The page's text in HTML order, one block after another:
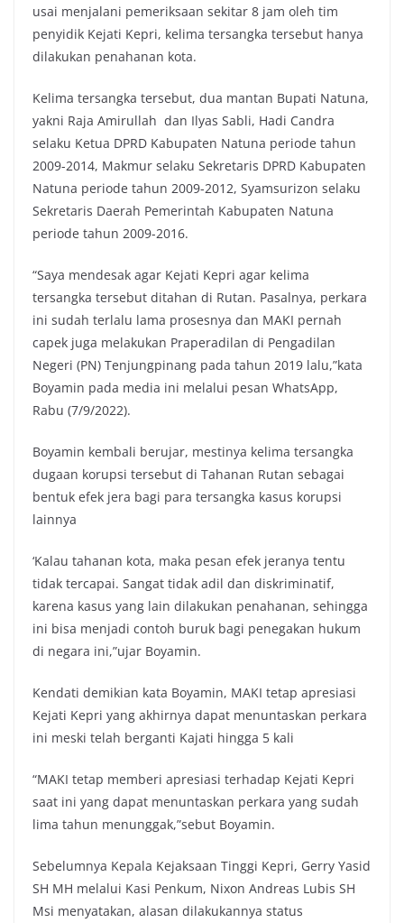
usai menjalani pemeriksaan sekitar 8 jam oleh tim
penyidik Kejati Kepri, kelima tersangka tersebut hanya
dilakukan penahanan kota.
Kelima tersangka tersebut, dua mantan Bupati Natuna,
yakni Raja Amirullah dan Ilyas Sabli, Hadi Candra
selaku Ketua DPRD Kabupaten Natuna periode tahun
2009-2014, Makmur selaku Sekretaris DPRD Kabupaten
Natuna periode tahun 2009-2012, Syamsurizon selaku
Sekretaris Daerah Pemerintah Kabupaten Natuna
periode tahun 2009-2016.
“Saya mendesak agar Kejati Kepri agar kelima
tersangka tersebut ditahan di Rutan. Pasalnya, perkara
ini sudah terlalu lama prosesnya dan MAKI pernah
capek juga melakukan Praperadilan di Pengadilan
Negeri (PN) Tenjungpinang pada tahun 2019 lalu,”kata
Boyamin pada media ini melalui pesan WhatsApp,
Rabu (7/9/2022).
Boyamin kembali berujar, mestinya kelima tersangka
dugaan korupsi tersebut di Tahanan Rutan sebagai
bentuk efek jera bagi para tersangka kasus korupsi
lainnya
‘Kalau tahanan kota, maka pesan efek jeranya tentu
tidak tercapai. Sangat tidak adil dan diskriminatif,
karena kasus yang lain dilakukan penahanan, sehingga
ini bisa menjadi contoh buruk bagi penegakan hukum
di negara ini,”ujar Boyamin.
Kendati demikian kata Boyamin, MAKI tetap apresiasi
Kejati Kepri yang akhirnya dapat menuntaskan perkara
ini meski telah berganti Kajati hingga 5 kali
“MAKI tetap memberi apresiasi terhadap Kejati Kepri
saat ini yang dapat menuntaskan perkara yang sudah
lima tahun menunggak,”sebut Boyamin.
Sebelumnya Kepala Kejaksaan Tinggi Kepri, Gerry Yasid
SH MH melalui Kasi Penkum, Nixon Andreas Lubis SH
Msi menyatakan, alasan dilakukannya status